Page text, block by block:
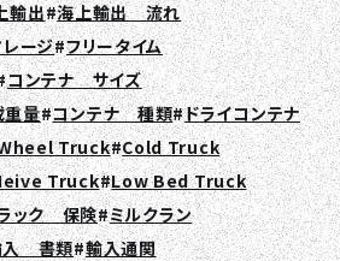
EN JA TH
輸出 海上輸出 流れ
ージ フリータイム
コンテナ サイズ
量 コンテナ 種類 ドライコンテナ
Truck Cold Truck
Truck Low Bed Truck
ック 保険 ミルクラン
入 書類 輸入通関